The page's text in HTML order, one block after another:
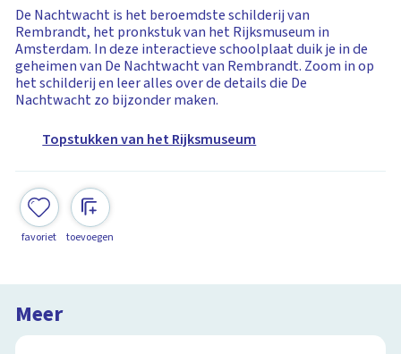
De Nachtwacht is het beroemdste schilderij van
Rembrandt, het pronkstuk van het Rijksmuseum in
Amsterdam. In deze interactieve schoolplaat duik je in de
geheimen van De Nachtwacht van Rembrandt. Zoom in op
het schilderij en leer alles over de details die De
Nachtwacht zo bijzonder maken.
Topstukken van het Rijksmuseum
favoriet toevoegen
Meer